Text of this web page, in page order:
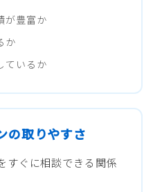
が豊富か
か
ているか
の取りやすさ
すぐに相談できる関係